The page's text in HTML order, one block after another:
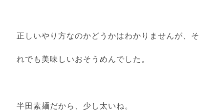
正しいやり方なのかどうかはわかりませんが、そ
れでも美味しいおそうめんでした。
半田素麺だから、少し太いね。